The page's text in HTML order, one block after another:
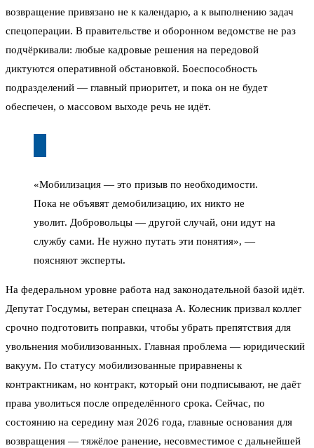
возвращение привязано не к календарю, а к выполнению задач
спецоперации. В правительстве и оборонном ведомстве не раз
подчёркивали: любые кадровые решения на передовой
диктуются оперативной обстановкой. Боеспособность
подразделений — главный приоритет, и пока он не будет
обеспечен, о массовом выходе речь не идёт.
«Мобилизация — это призыв по необходимости.
Пока не объявят демобилизацию, их никто не
уволит. Добровольцы — другой случай, они идут на
службу сами. Не нужно путать эти понятия», —
поясняют эксперты.
На федеральном уровне работа над законодательной базой идёт.
Депутат Госдумы, ветеран спецназа А. Колесник призвал коллег
срочно подготовить поправки, чтобы убрать препятствия для
увольнения мобилизованных. Главная проблема — юридический
вакуум. По статусу мобилизованные приравнены к
контрактникам, но контракт, который они подписывают, не даёт
права уволиться после определённого срока. Сейчас, по
состоянию на середину мая 2026 года, главные основания для
возвращения — тяжёлое ранение, несовместимое с дальнейшей